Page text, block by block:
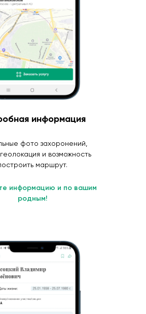
информация
фото захоронений,
и возможность
маршрут.
информацию и по вашим
родным!